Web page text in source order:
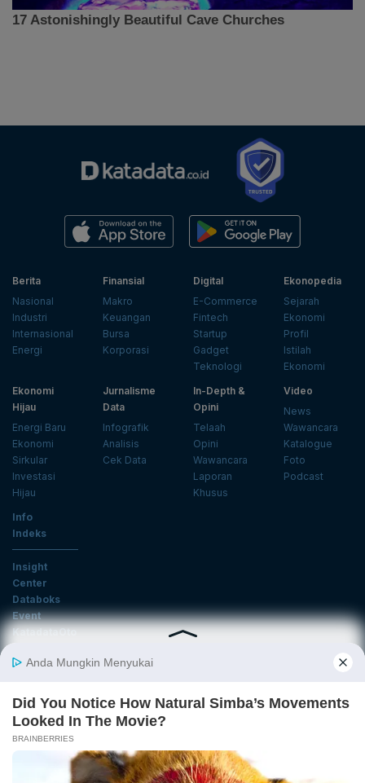
Berita
Nasional
Industri
Internasional
Energi
Finansial
Makro
Keuangan
Bursa
Korporasi
Digital
E-Commerce
Fintech
Startup
Gadget
Teknologi
Ekonopedia
Sejarah
Ekonomi
Profil
Istilah
Ekonomi
Ekonomi
Hijau
Energi Baru
Ekonomi
Sirkular
Investasi
Hijau
Jurnalisme
Data
Infografik
Analisis
Cek Data
In-Depth &
Opini
Telaah
Opini
Wawancara
Laporan
Khusus
Video
News
Wawancara
Katalogue
Foto
Podcast
Info
Indeks
Insight
Center
Databoks
Event
KatadataOto
Email
Daftar